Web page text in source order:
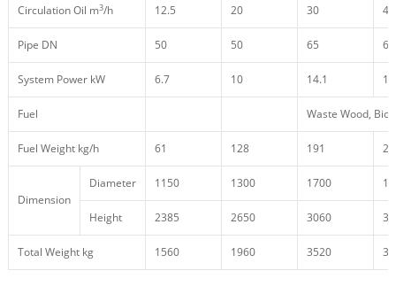
Circulation Oil m3/h 12.5 20 30 40
Pipe DN 50 50 65 65
System Power kW 6.7 10 14.1
Fuel Waste Wood,
Fuel Weight kg/h 61 128 191
Dimension
Diameter 1150 1300 1700
Height 2385 2650 3060
Total Weight kg 1560 1960 3520